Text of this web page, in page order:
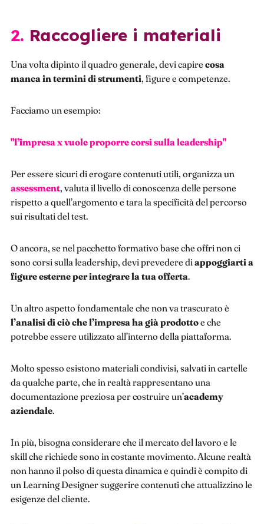
2. Raccogliere i materiali
Una volta dipinto il quadro generale, devi capire cosa
manca in termini di strumenti, figure e competenze.
Facciamo un esempio:
"l’impresa x vuole proporre corsi sulla leadership"
Per essere sicuri di erogare contenuti utili, organizza un
assessment, valuta il livello di conoscenza delle persone
rispetto a quell’argomento e tara la specificità del percorso
sui risultati del test.
O ancora, se nel pacchetto formativo base che offri non ci
sono corsi sulla leadership, devi prevedere diappoggiarti a
figure esterne per integrare la tua offerta.
Un altro aspetto fondamentale che non va trascurato è
l’analisi di ciò che l’impresa ha già prodottoe che
potrebbe essere utilizzato all’interno della piattaforma.
Molto spesso esistono materiali condivisi, salvati in cartelle
da qualche parte, che in realtà rappresentano una
documentazione preziosa per costruire un’academy
aziendale.
In più, bisogna considerare che il mercato del lavoro e le
skill che richiede sono in costante movimento. Alcune realtà
non hanno il polso di questa dinamica e quindi è compito di
un Learning Designer suggerire contenuti che attualizzino le
esigenze del cliente.